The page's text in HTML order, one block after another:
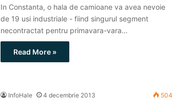
In Constanta, o hala de camioane va avea nevoie
de 19 usi industriale - fiind singurul segment
necontractat pentru primavara-vara…
Read More »
InfoHale 4 decembrie 2013 504